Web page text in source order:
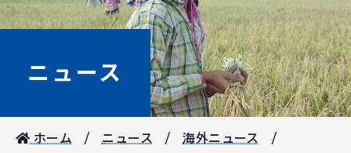
ニュース
ホーム ニュース 海外ニュース